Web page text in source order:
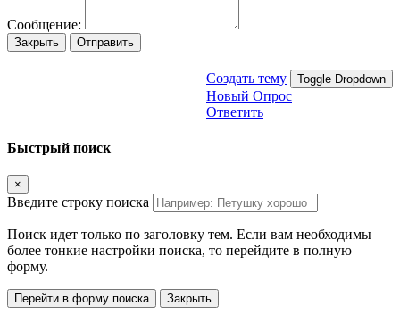
Сообщение:
Закрыть Отправить
Создать тему Toggle Dropdown
Новый Опрос
Ответить
Быстрый поиск
×
Введите строку поиска
Поиск идет только по заголовку тем. Если вам необходимы
более тонкие настройки поиска, то перейдите в полную
форму.
Перейти в форму поиска Закрыть